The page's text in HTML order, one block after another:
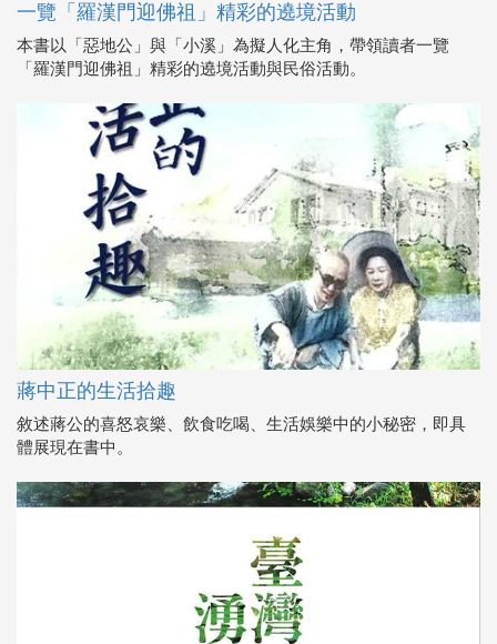
一覽「羅漢門迎佛祖」精彩的遶境活動
本書以「惡地公」與「小溪」為擬人化主角，帶領讀者一覽
「羅漢門迎佛祖」精彩的遶境活動與民俗活動。
蔣中正的生活拾趣
敘述蔣公的喜怒哀樂、飲食吃喝、生活娛樂中的小秘密，即具
體展現在書中。